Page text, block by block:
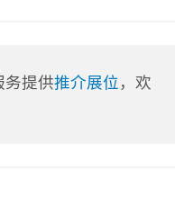
务提供推介展位 ，欢